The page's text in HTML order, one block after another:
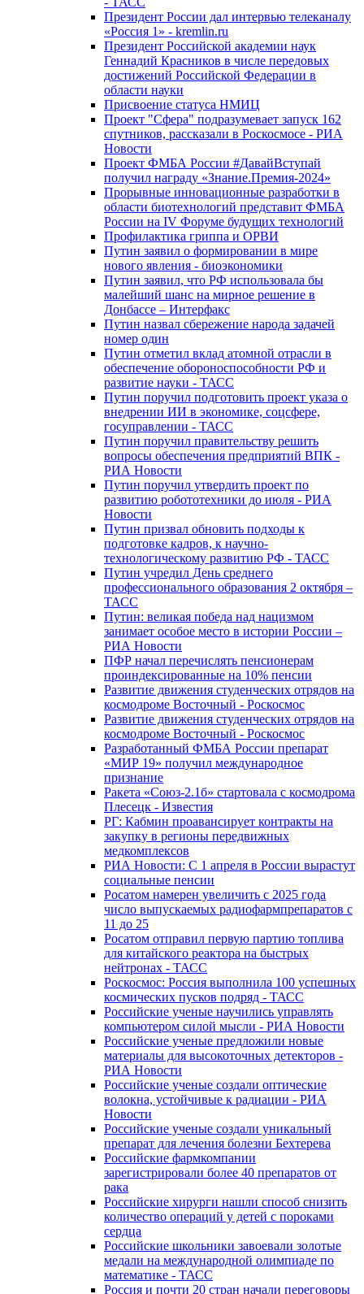
Президент России дал интервью телеканалу
«Россия 1» - kremlin.ru
Президент Российской академии наук
Геннадий Красников в числе передовых
достижений Российской Федерации в
области науки
Присвоение статуса НМИЦ
Проект "Сфера" подразумевает запуск 162
спутников, рассказали в Роскосмосе - РИА
Новости
Проект ФМБА России #ДавайВступай
получил награду «Знание.Премия-2024»
Прорывные инновационные разработки в
области биотехнологий представит ФМБА
России на IV Форуме будущих технологий
Профилактика гриппа и ОРВИ
Путин заявил о формировании в мире
нового явления - биоэкономики
Путин заявил, что РФ использовала бы
малейший шанс на мирное решение в
Донбассе – Интерфакс
Путин назвал сбережение народа задачей
номер один
Путин отметил вклад атомной отрасли в
обеспечение обороноспособности РФ и
развитие науки - ТАСС
Путин поручил подготовить проект указа о
внедрении ИИ в экономике, соцсфере,
госуправлении - ТАСС
Путин поручил правительству решить
вопросы обеспечения предприятий ВПК -
РИА Новости
Путин поручил утвердить проект по
развитию робототехники до июля - РИА
Новости
Путин призвал обновить подходы к
подготовке кадров, к научно-
технологическому развитию РФ - ТАСС
Путин учредил День среднего
профессионального образования 2 октября –
ТАСС
Путин: великая победа над нацизмом
занимает особое место в истории России –
РИА Новости
ПФР начал перечислять пенсионерам
проиндексированные на 10% пенсии
Развитие движения студенческих отрядов на
космодроме Восточный - Роскосмос
Развитие движения студенческих отрядов на
космодроме Восточный - Роскосмос
Разработанный ФМБА России препарат
«МИР 19» получил международное
признание
Ракета «Союз-2.1б» стартовала с космодрома
Плесецк - Известия
РГ: Кабмин проавансирует контракты на
закупку в регионы передвижных
медкомплексов
РИА Новости: С 1 апреля в России вырастут
социальные пенсии
Росатом намерен увеличить с 2025 года
число выпускаемых радиофармпрепаратов с
11 до 25
Росатом отправил первую партию топлива
для китайского реактора на быстрых
нейтронах - ТАСС
Роскосмос: Россия выполнила 100 успешных
космических пусков подряд - ТАСС
Российские ученые научились управлять
компьютером силой мысли - РИА Новости
Российские ученые предложили новые
материалы для высокоточных детекторов -
РИА Новости
Российские ученые создали оптические
волокна, устойчивые к радиации - РИА
Новости
Российские ученые создали уникальный
препарат для лечения болезни Бехтерева
Российские фармкомпании
зарегистрировали более 40 препаратов от
рака
Российские хирурги нашли способ снизить
количество операций у детей с пороками
сердца
Российские школьники завоевали золотые
медали на международной олимпиаде по
математике - ТАСС
Россия и почти 20 стран начали переговоры